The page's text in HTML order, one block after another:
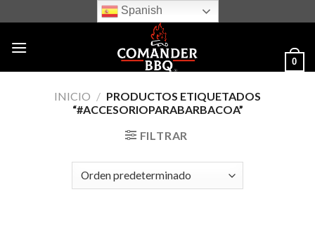
to
content
Spanish
0
INICIO / PRODUCTOS ETIQUETADOS
“#ACCESORIOPARABARBACOA”
FILTRAR